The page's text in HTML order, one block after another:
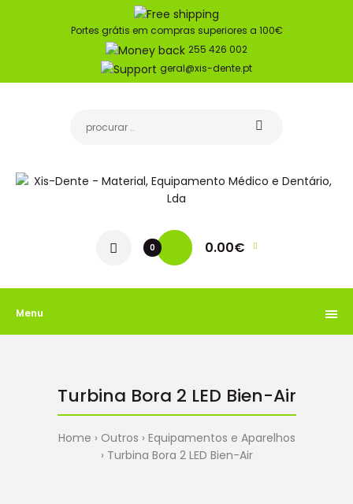
Portes grátis em compras superiores a 100€
255 426 002
geral@xis-dente.pt
0 0.00€
Menu
Turbina Bora 2 LED Bien-Air
Home Outros
Equipamentos e Aparelhos
Turbina Bora 2 LED Bien-Air